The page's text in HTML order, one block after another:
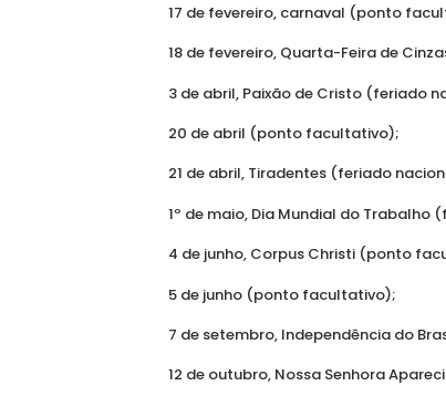
17 de fevereiro, carnaval (ponto
18 de fevereiro, Quarta-Feira de
3 de abril, Paixão de Cristo (feriado
20 de abril (ponto facultativo);
21 de abril, Tiradentes (feriado
1º de maio, Dia Mundial do Trabalho
4 de junho, Corpus Christi (ponto
5 de junho (ponto facultativo);
7 de setembro, Independência do
12 de outubro, Nossa Senhora